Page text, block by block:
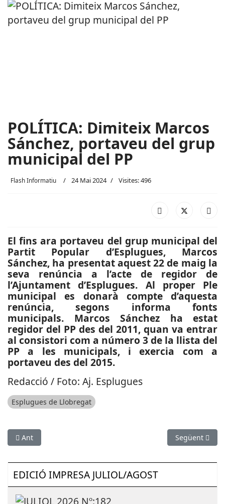
POLÍTICA: Dimiteix Marcos
Sánchez, portaveu del grup
municipal del PP
Flash Informatiu 24 Mai 2024 Visites: 496
El fins ara portaveu del grup municipal del
Partit Popular d’Esplugues, Marcos
Sánchez, ha presentat aquest 22 de maig la
seva renúncia a l’acte de regidor de
l’Ajuntament d’Esplugues. Al proper Ple
municipal es donarà compte d’aquesta
renúncia, segons informa fonts
municipals. Marcos Sánchez ha estat
regidor del PP des del 2011, quan va entrar
al consistori com a número 3 de la llista del
PP a les municipals, i exercia com a
portaveu des del 2015.
Redacció / Foto: Aj. Esplugues
Esplugues de Llobregat
Article anterior: ESPORTS: Avui se celebra la Festa del Joc i
Ant Article
Següent
EDICIÓ IMPRESA JULIOL/AGOST